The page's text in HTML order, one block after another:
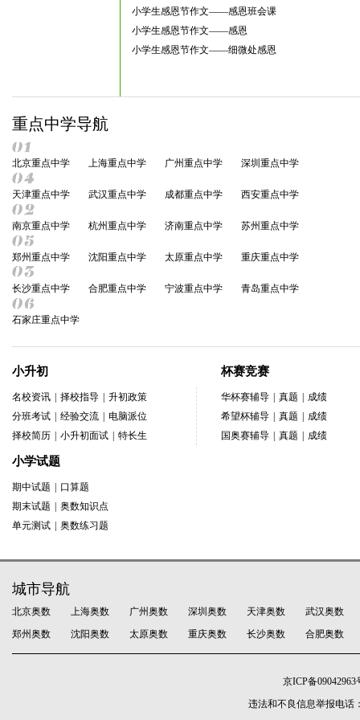
小学生感恩节作文——感恩班会课
小学生感恩节作文——感恩
小学生感恩节作文——细微处感恩
重点中学导航
北京重点中学 上海重点中学 广州重点中学 深圳重点中学
天津重点中学 武汉重点中学 成都重点中学 西安重点中学
南京重点中学 杭州重点中学 济南重点中学 苏州重点中学
郑州重点中学 沈阳重点中学 太原重点中学 重庆重点中学
长沙重点中学 合肥重点中学 宁波重点中学 青岛重点中学
石家庄重点中学
小升初
名校资讯 择校指导
升初政策
分班考试
经验交流
电脑派位
择校简历
小升初面试 特长生
杯赛竞赛
华杯赛辅导 真题
成绩
希望杯辅导
真题
成绩
国奥赛辅导
真题 成绩
小学试题
期中试题
口算题
期末试题
奥数知识点
单元测试
奥数练习题
城市导航
北京奥数 上海奥数 广州奥数 深圳奥数 天津奥数
武汉奥数
郑州奥数
沈阳奥数 太原奥数 重庆奥数 长沙奥数 合肥奥数
京ICP备09042963
违法和不良信息举报电话